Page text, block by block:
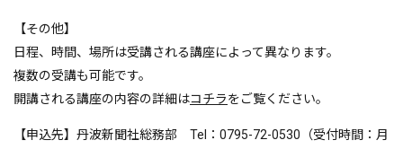
【その他】
日程、時間、場所は受講される講座によって異なります。
複数の受講も可能です。
開講される講座の内容の詳細はコチラをご覧ください。
【申込先】丹波新聞社総務部 Tel：0795-72-0530（受付時間：月